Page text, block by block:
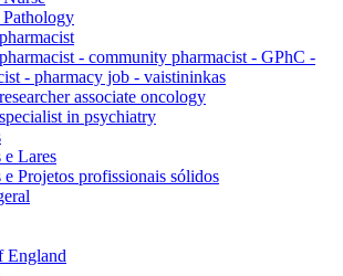
- community pharmacist - GPhC -
- pharmacy job - vaistininkas
associate oncology
in psychiatry
e Lares
Projetos profissionais sólidos
England